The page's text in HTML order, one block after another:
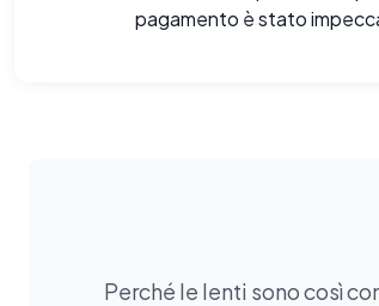
pagamento è stato
Perché le lenti sono così